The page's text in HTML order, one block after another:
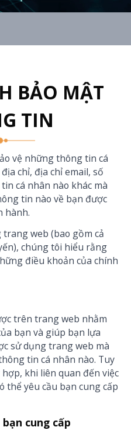
BẢO MẬT
TIN
vệ những thông tin cá
chỉ, địa chỉ email, số
cá nhân nào khác mà
tin nào về bạn được
hành.
web (bao gồm cả
chúng tôi hiểu rằng
điều khoản của chính
trên trang web nhằm
bạn và giúp bạn lựa
sử dụng trang web mà
tin cá nhân nào. Tuy
khi liên quan đến việc
thể yêu cầu bạn cung cấp
cung cấp